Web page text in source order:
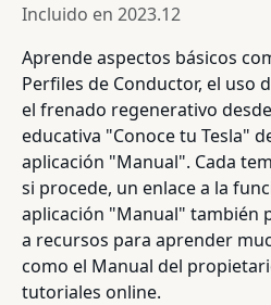
Incluido en 2023.12
Aprende aspectos básicos
Perfiles de Conductor, el uso
el frenado regenerativo
educativa "Conoce tu Tesla"
aplicación "Manual". Cada
si procede, un enlace a la
aplicación "Manual" también
a recursos para aprender
como el Manual del
tutoriales online.